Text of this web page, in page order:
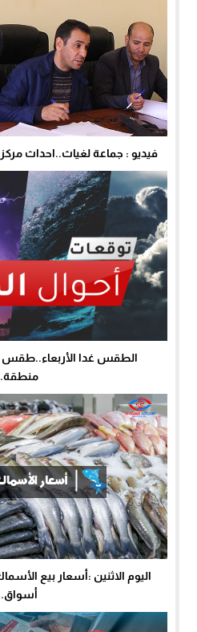
فيديو : جماعة لغياث..احداث
الطقس غدا الأربعاء..طقس
اليوم الاثنين :أسعار بيع